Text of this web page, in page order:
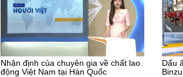
Nhận định của chuyên gia về chất lao
động Việt Nam tại Hàn Quốc
Dấu